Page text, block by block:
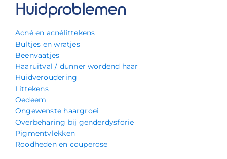
Huidproblemen
Acné en acnélittekens
Bultjes en wratjes
Beenvaatjes
Haaruitval / dunner wordend haar
Huidveroudering
Littekens
Oedeem
Ongewenste haargroei
Overbeharing bij genderdysforie
Pigmentvlekken
Roodheden en couperose